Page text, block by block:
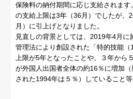
保険料の納付期間に応じ支給されま
の支給上限は3年（36月）でしたが、
月）に引上げとなりました。
見直しの背景としては、2019年4月に
管理法により創設された「特的技能
上限が5年となったことや、３年から
が外国人出国者全体の約16％に増加
された1994年は５％）していること等